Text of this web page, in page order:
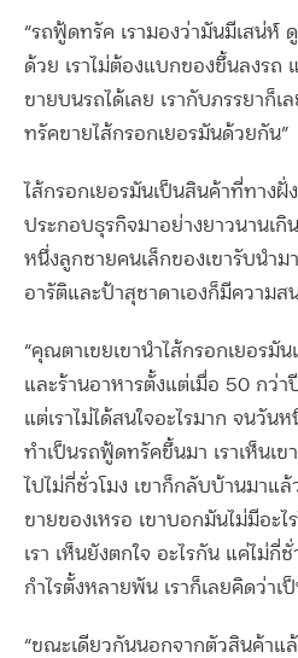
“รถฟู้ดทรัค เรามองว่ามันมีเสน่ห์
ด้วย เราไม่ต้องแบกของขึ้นลงรถ
ขายบนรถได้เลย เรากับภรรยาก็
ทรัคขายไส้กรอกเยอรมันด้วยกัน”
ไส้กรอกเยอรมันเป็นสินค้าที่ทาง
ประกอบธุรกิจมาอย่างยาวนานเกิ
หนึ่งลูกชายคนเล็กของเขารับนำม
อารัติและป้าสุชาดาเองก็มีความส
“คุณตาเขยเขานำไส้กรอกเยอรมัน
และร้านอาหารตั้งแต่เมื่อ 50 กว่
แต่เราไม่ได้สนใจอะไรมาก จนวัน
ทำเป็นรถฟู้ดทรัคขึ้นมา เราเห็นเ
ไปไม่กี่ชั่วโมง เขาก็กลับบ้านมาแล้
ขายของเหรอ เขาบอกมันไม่มีอะ
เรา เห็นยังตกใจ อะไรกัน แค่ไม่กี่
กำไรตั้งหลายพัน เราก็เลยคิดว่าเ
“ขณะเดียวกันนอกจากตัวสินค้าแล้